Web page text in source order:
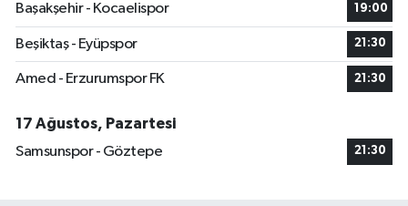
Başakşehir - Kocaelispor
19:00
Beşiktaş - Eyüpspor 21:30
Amed - Erzurumspor FK 21:30
17 Ağustos, Pazartesi
Samsunspor - Göztepe
21:30